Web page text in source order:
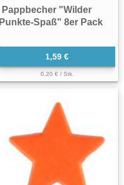
Pappbecher "Wilder
Punkte-Spaß" 8er Pack
1,59 €
0,20 € / Stk.